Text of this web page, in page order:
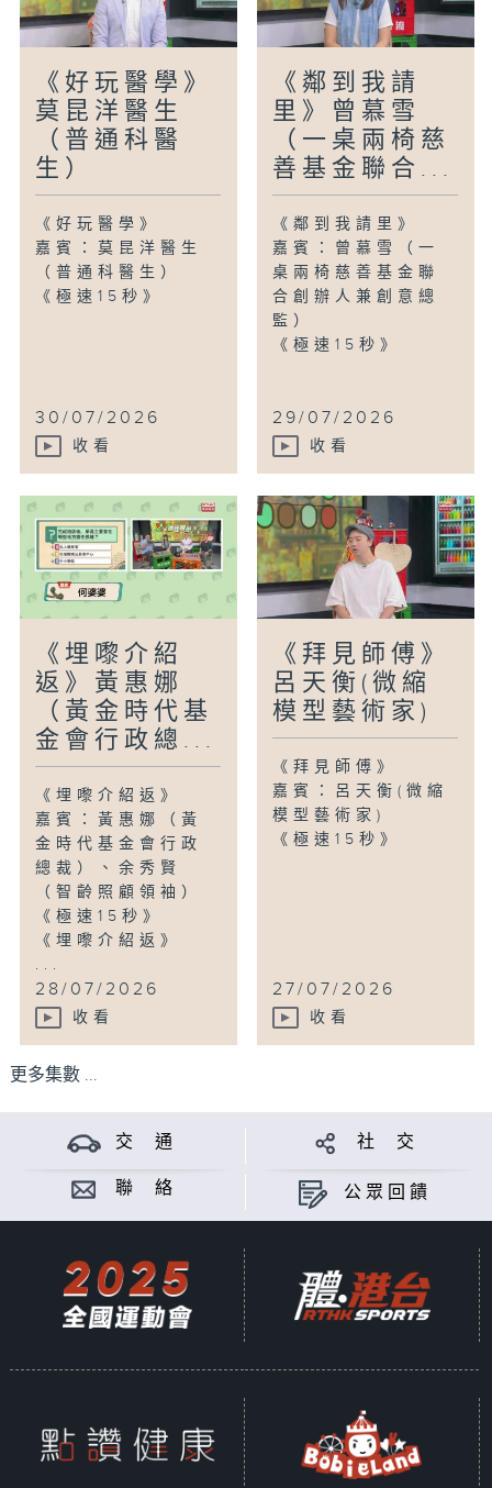
《好玩醫學》
莫昆洋醫生
（普通科醫
生）
《好玩醫學》
嘉賓：莫昆洋醫生
（普通科醫生）
《極速15秒》
30/07/2026
收看
《鄰到我請
里》曾慕雪
（一桌兩椅慈
善基金聯合...
《鄰到我請里》
嘉賓：曾慕雪（一
桌兩椅慈善基金聯
合創辦人兼創意總
監）
《極速15秒》
29/07/2026
收看
《埋嚟介紹
返》黃惠娜
（黃金時代基
金會行政總...
《埋嚟介紹返》
嘉賓：黃惠娜（黃
金時代基金會行政
總裁）、余秀賢
（智齡照顧領袖）
《極速15秒》
《埋嚟介紹返》
...
28/07/2026
收看
《拜見師傅》
呂天衡(微縮
模型藝術家)
《拜見師傅》
嘉賓：呂天衡(微縮
模型藝術家)
《極速15秒》
27/07/2026
收看
更多集數 ...
交 通 社 交
聯 絡 公眾回饋